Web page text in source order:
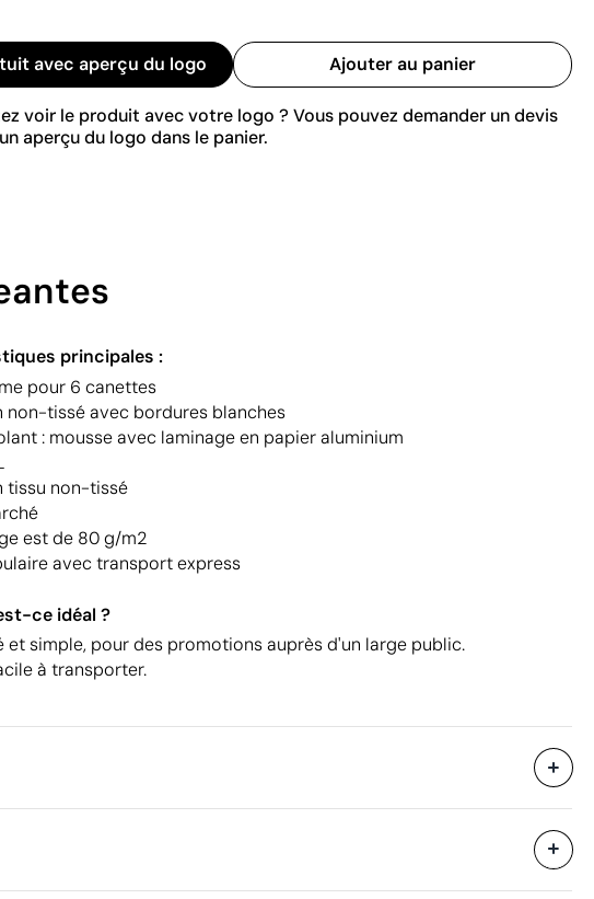
avec aperçu du logo Ajouter au panier
voir le produit avec votre logo ? Vous pouvez demander un devis
aperçu du logo dans le panier.
principales :
pour 6 canettes
non-tissé avec bordures blanches
: mousse avec laminage en papier aluminium
tissu non-tissé
est de 80 g/m2
avec transport express
ce idéal ?
et simple, pour des promotions auprès d'un large public.
à transporter.